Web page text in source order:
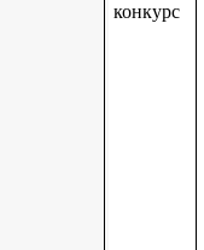
конкурс